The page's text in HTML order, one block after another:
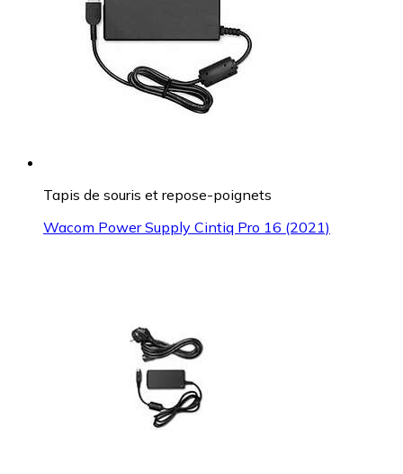
Tapis de souris et repose-poignets
Wacom Power Supply Cintiq Pro 16 (2021)